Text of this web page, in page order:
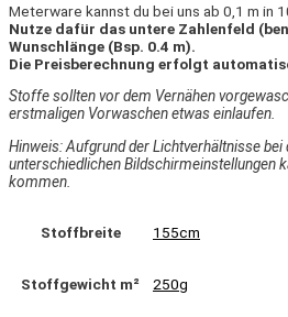
Meterware kannst du bei uns ab 0,1 m in
Nutze dafür das untere Zahlenfeld
Wunschlänge (Bsp. 0.4 m).
Die Preisberechnung erfolgt
Stoffe sollten vor dem Vernähen
erstmaligen Vorwaschen etwas einlaufen.
Hinweis: Aufgrund der Lichtverhältnisse
unterschiedlichen Bildschirmeinstellungen
kommen.
Stoffbreite 155cm
Stoffgewicht m² 250g